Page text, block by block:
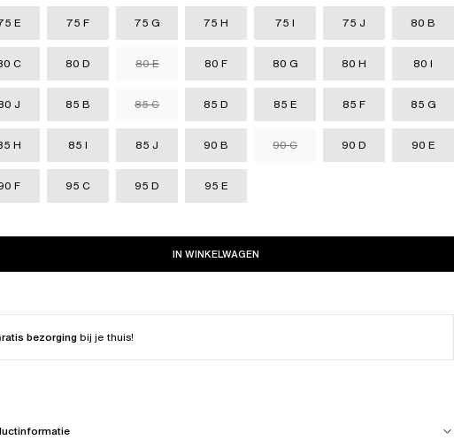
E 75 F 75 G 75 H 75 I 75 J 80 B
C 80 D 80 E 80 F 80 G 80 H 80 I
J 85 B 85 C 85 D 85 E 85 F 85 G
H 85 I 85 J 90 B 90 C 90 D 90 E
F 95 C 95 D 95 E
IN WINKELWAGEN
bezorgingbij je thuis!